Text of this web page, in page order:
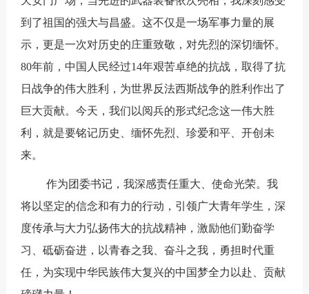
到了祖国的强大与昌盛。这不仅是一场军事力量的展
示，更是一次对历史的庄重致敬，对先烈的深切缅怀。
80年前，中国人民经过14年艰苦卓绝的抗战，取得了抗
日战争的伟大胜利，为世界反法西斯战争的胜利作出了
巨大贡献。今天，我们以阅兵的形式纪念这一伟大胜
利，就是要铭记历史、缅怀先烈、珍爱和平、开创未
来。
作为团委书记，我深感责任重大、使命光荣。我
将以坚定的信念和有力的行动，引领广大青年学生，深
度传承与大力弘扬伟大的抗战精神，激励他们勤奋学
习、砥砺奋进，以青春之我、奋斗之我，勇担时代重
任，为实现中华民族伟大复兴的中国梦全力以赴、贡献